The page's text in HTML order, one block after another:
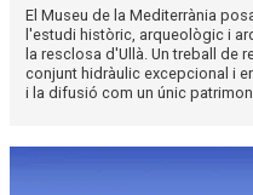
El Museu de la Mediterrània
l'estudi històric, arqueològic i
la resclosa d'Ullà. Un treball de
conjunt hidràulic excepcional i
i la difusió com un únic